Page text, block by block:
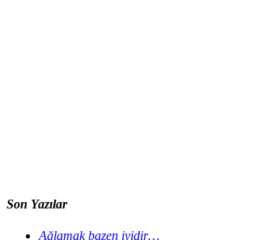
Son Yazılar
Ağlamak bazen iyidir…